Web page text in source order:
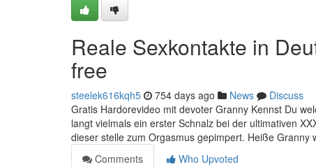
Reale Sexkontakte in
free
steelek616kqh5 754 days ago News
Discuss
Gratis Hardorevideo mit devoter Granny Kennst Du
langt vielmals ein erster Schnalz bei der ultimativen
dieser stelle zum Orgasmus gepimpert. Heiße
Comments
Who Upvoted